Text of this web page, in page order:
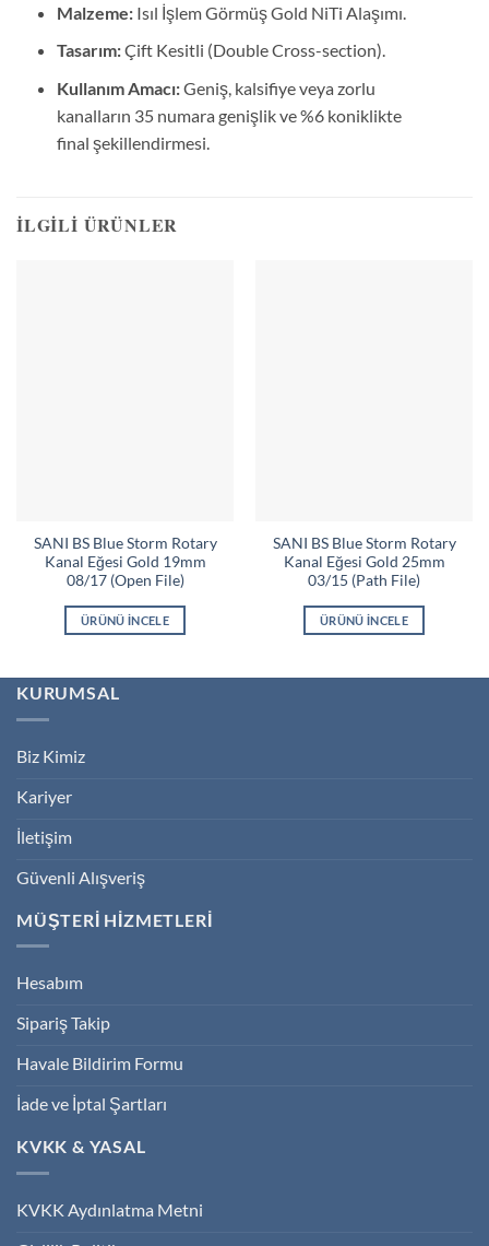
Malzeme:Isıl İşlem Görmüş Gold NiTi Alaşımı.
Tasarım:Çift Kesitli (Double Cross-section).
Kullanım Amacı:Geniş, kalsifiye veya zorlu
kanalların 35 numara genişlik ve %6 koniklikte
final şekillendirmesi.
İLGILI ÜRÜNLER
SANI BS Blue Storm Rotary
Kanal Eğesi Gold 19mm
08/17 (Open File)
ÜRÜNÜ İNCELE
SANI BS Blue Storm Rotary
Kanal Eğesi Gold 25mm
03/15 (Path File)
ÜRÜNÜ İNCELE
KURUMSAL
Biz Kimiz
Kariyer
İletişim
Güvenli Alışveriş
MÜŞTERİ HİZMETLERİ
Hesabım
Sipariş Takip
Havale Bildirim Formu
İade ve İptal Şartları
KVKK & YASAL
KVKK Aydınlatma Metni